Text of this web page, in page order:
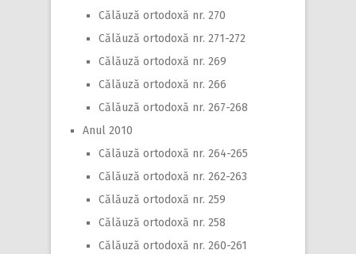
Călăuză ortodoxă nr. 270
Călăuză ortodoxă nr. 271-272
Călăuză ortodoxă nr. 269
Călăuză ortodoxă nr. 266
Călăuză ortodoxă nr. 267-268
Anul 2010
Călăuză ortodoxă nr. 264-265
Călăuză ortodoxă nr. 262-263
Călăuză ortodoxă nr. 259
Călăuză ortodoxă nr. 258
Călăuză ortodoxă nr. 260-261